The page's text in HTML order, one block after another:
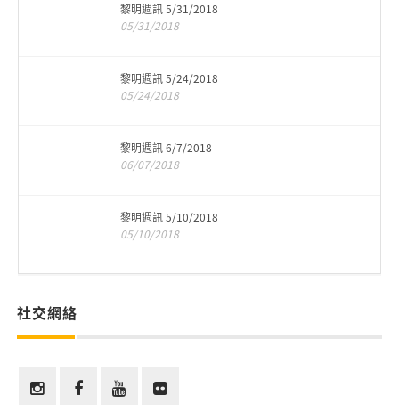
黎明週訊 5/31/2018
05/31/2018
黎明週訊 5/24/2018
05/24/2018
黎明週訊 6/7/2018
06/07/2018
黎明週訊 5/10/2018
05/10/2018
社交網絡